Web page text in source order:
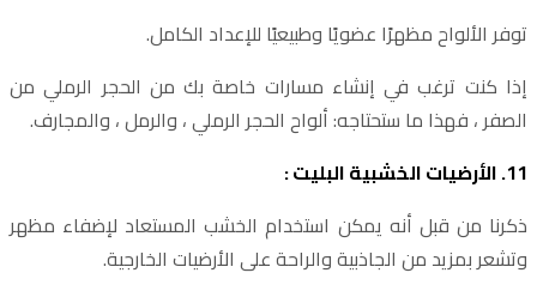
توفر الألواح مظهرًا عضويًا وطبيعيًا للإعداد الكامل.
إذا كنت ترغب في إنشاء مسارات خاصة بك من الحجر الرملي من
الصفر ، فهذا ما ستحتاجه: ألواح الحجر الرملي ، والرمل ، والمجارف.
11. الأرضيات الخشبية البليت :
ذكرنا من قبل أنه يمكن استخدام الخشب المستعاد لإضفاء مظهر
وتشعر بمزيد من الجاذبية والراحة على الأرضيات الخارجية.